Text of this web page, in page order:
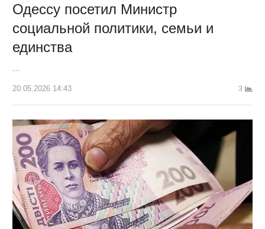
Одессу посетил Министр
социальной политики, семьи и
единства
20.05.2026 14:43 3